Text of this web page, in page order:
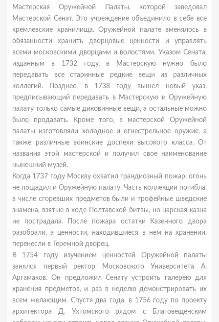
Мастерская Оружейной Палаты, которой заведовал
Мастерской Сенат. Это учреждение объединило в себе все
кремлевские хранилища. Оружейной палате вменялось в
обязанности хранить дворцовые ценности и управлять
всеми московскими дворцами и волостями. Указом Сената,
изданным в 1732 году, в Мастерскую нужно было
передавать все старинные редкие вещи из различных
коллегий. Позднее, в 1738 году вышел новый указ,
предписывающий передавать в Мастерскую и Оружейную
палату только самые диковинные вещи, а остальные можно
было продавать. Кроме того, в мастерской Оружейной
палаты изготовляли холодное и огнестрельное оружие, а
также различные воинские доспехи высокого класса. От
названия этой мастерской и получил свое наименование
нынешний музей.
Когда 1737 году Москву охватил грандиозный пожар, огонь
не пощадил и Оружейную палату. Часть коллекции погибла,
в числе сгоревших предметов были и трофейные шведские
знамена, взятые в ходе Полтавской битвы, но царская казна
не пострадала. После пожара остатки Казенного двора
разобрали, а ценности, находившиеся в нем на хранении,
перенесли в Теремной дворец.
В 1754 году изучением ценностей Оружейной палаты
занялся первый ректор Московского Университета А.
Аргамаков. Он предложил Сенату устроить галерею для
хранения предметов, и раз в неделю демонстрировать их
всем желающим. Спустя два года, в 1756 году по проекту
архитектора Д. Ухтомского рядом с Благовещенским